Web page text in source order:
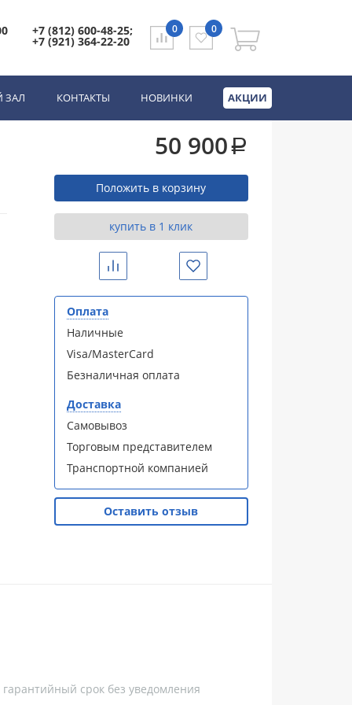
+7 (812) 600-48-25;
+7 (921) 364-22-20
0 0
ЗАЛ КОНТАКТЫ НОВИНКИ АКЦИИ
AH4003 хром
50 900a
Положить в корзину
купить в 1 клик
Сравнить Избранное
Оплата
Наличные
Visa/MasterCard
Безналичная оплата
Доставка
Самовывоз
Торговым представителем
Транспортной компанией
Оставить отзыв
срок без уведомления